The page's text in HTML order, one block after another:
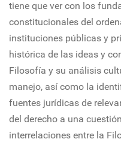
tiene que ver con los
constitucionales del
instituciones públicas y
histórica de las ideas y
Filosofía y su análisis
manejo, así como la
fuentes jurídicas de
del derecho a una
interrelaciones entre la